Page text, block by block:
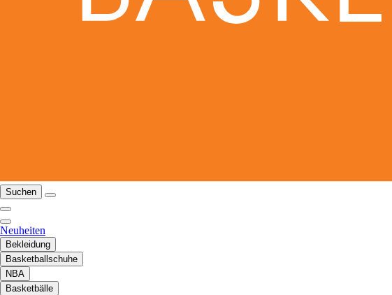
Suchen
Neuheiten
Bekleidung
Basketballschuhe
NBA
Basketbälle